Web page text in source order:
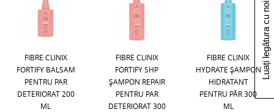
Luați legătura cu noi
FIBRE CLINIX
FORTIFY BALSAM
PENTRU PAR
DETERIORAT 200
ML
FIBRE CLINIX
FORTIFY SHP
ȘAMPON REPAIR
PENTRU PAR
DETERIORAT 300
FIBRE CLINIX
HYDRATE ȘAMPON
HIDRATANT
PENTRU PĂR 300
ML